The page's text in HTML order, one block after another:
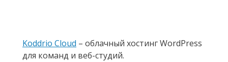
Koddrio Cloud – облачный хостинг WordPress
для команд и веб-студий.